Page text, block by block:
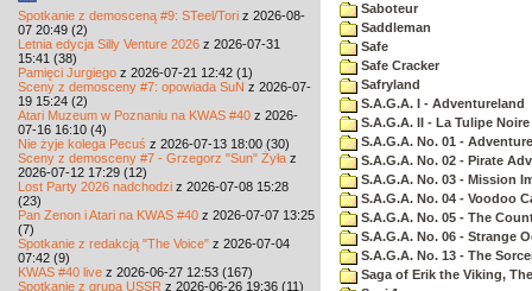
Spotkanie z demosceną #9: STeel/Tori z 2026-08-
07 20:49 (2)
Letnia edycja Silly Venture 2026 z 2026-07-31
15:41 (38)
Pamięci Jurgiego z 2026-07-21 12:42 (1)
Sceny z demosceny #7: opowiada SuN z 2026-07-
19 15:24 (2)
Atari Muzeum w Poznaniu na KWAS #40 z 2026-
07-16 16:10 (4)
Nie żyje kolega Pecuś z 2026-07-13 18:00 (30)
Sceny z demosceny #7 - Grzegorz "Sun" Żyła z
2026-07-12 17:29 (12)
Lost Party 2026 nadchodzi z 2026-07-08 15:28
(23)
Pan Zenon i Atari na KWAS #40 z 2026-07-07 13:25
(7)
Spotkanie z redakcją "The Voice" z 2026-07-04
07:42 (9)
KWAS #40 live z 2026-06-27 12:53 (167)
Spotkanie z grupą USSR z 2026-06-26 19:36 (11)
Saboteur
Saddleman
Safe
Safe Cracker
Safryland
S.A.G.A. I - Adventureland
S.A.G.A. II - La Tulipe Noire
S.A.G.A. No. 01 -
S.A.G.A. No. 02 - Pirate
S.A.G.A. No. 03 - Mission
S.A.G.A. No. 04 - Voodoo
S.A.G.A. No. 05 - The
S.A.G.A. No. 06 - Strange
S.A.G.A. No. 13 - The
Saga of Erik the Viking, The